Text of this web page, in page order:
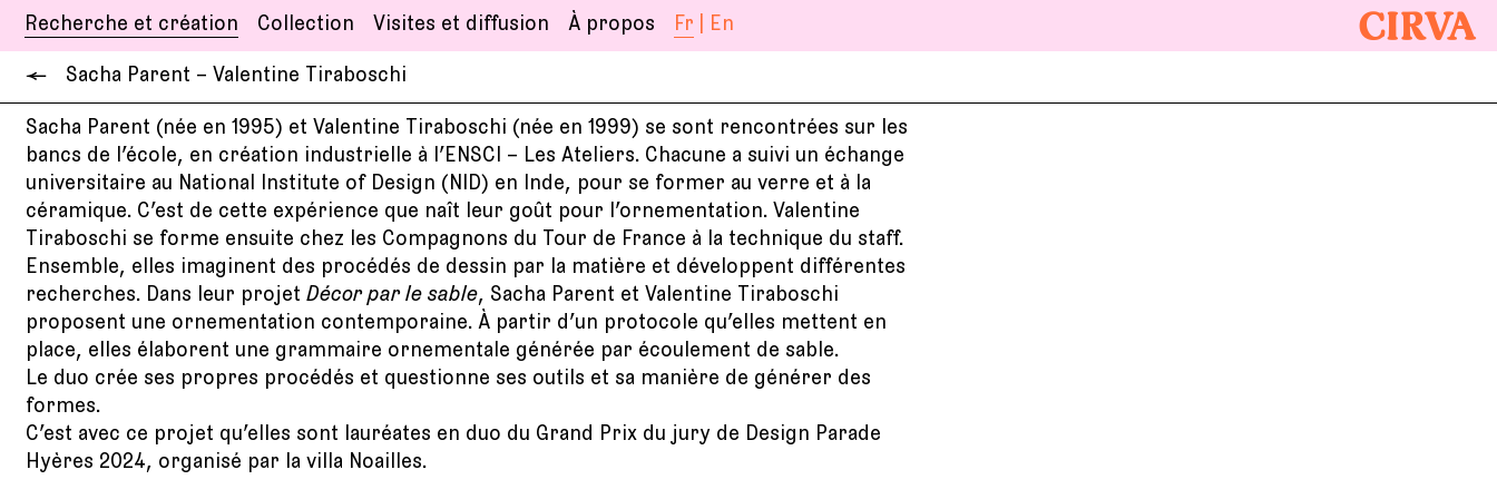
Recherche et création Collection Visites et diffusion À propos
← Sacha Parent – Valentine Tiraboschi
Sacha Parent (née en 1995) et Valentine Tiraboschi (née en 1999) se sont rencontrées sur les
bancs de l’école, en création industrielle à l’ENSCI – Les Ateliers. Chacune a suivi un échange
universitaire au National Institute of Design (NID) en Inde, pour se former au verre et à la
céramique. C’est de cette expérience que naît leur goût pour l’ornementation. Valentine
Tiraboschi se forme ensuite chez les Compagnons du Tour de France à la technique du staff.
Ensemble, elles imaginent des procédés de dessin par la matière et développent différentes
recherches. Dans leur projet Décor par le sable, Sacha Parent et Valentine Tiraboschi
proposent une ornementation contemporaine. À partir d’un protocole qu’elles mettent en
place, elles élaborent une grammaire ornementale générée par écoulement de sable.
Le duo crée ses propres procédés et questionne ses outils et sa manière de générer des
formes.
C’est avec ce projet qu’elles sont lauréates en duo du Grand Prix du jury de Design Parade
Hyères 2024, organisé par la villa Noailles.